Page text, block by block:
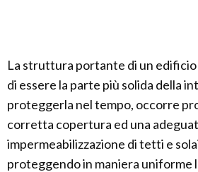
La struttura portante di un
di essere la parte più solida della
proteggerla nel tempo, occorre
corretta copertura ed una
impermeabilizzazione di tetti e
proteggendo in maniera uniforme